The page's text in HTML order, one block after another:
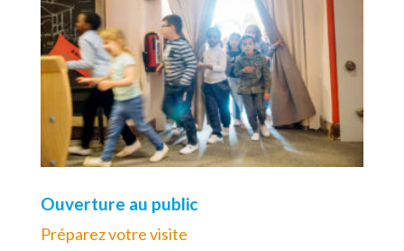
Ouverture au public
Préparez votre visite